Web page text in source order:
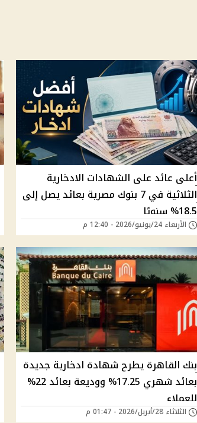
أعلى عائد على الشهادات الادخارية
الثلاثية في 7 بنوك مصرية بعائد يصل إلى
18.5% سنويًا
الأربعاء 24/يونيو/2026 - 12:40 م
بنك القاهرة يطرح شهادة ادخارية جديدة
بعائد شهري 17.25% ووديعة بعائد 22%
للعملاء
الثلاثاء 28/أبريل/2026 - 01:47 م